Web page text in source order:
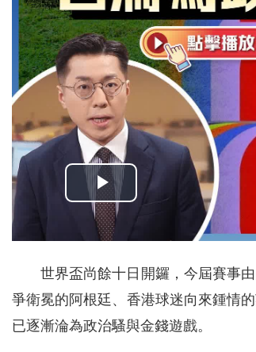
世界盃尚餘十日開鑼，今屆賽事
爭衛冕的阿根廷、香港球迷向來鍾情
已逐漸淪為政治騷與金錢遊戲。